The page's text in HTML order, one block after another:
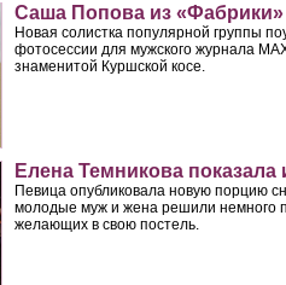
Саша Попова из «Фабрики»
Новая солистка популярной группы
фотосессии для мужского журнала
знаменитой Куршской косе.
Елена Темникова
Певица опубликовала новую порцию
молодые муж и жена решили немного
желающих в свою постель.